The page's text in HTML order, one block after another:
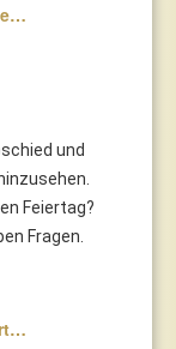
e…
und
Feiertag?
Fragen.